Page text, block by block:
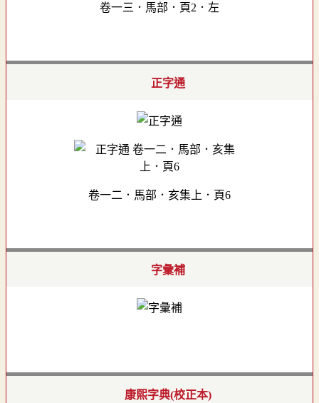
卷一三．馬部．頁2．左
正字通
卷一二．馬部．亥集上．頁6
字彙補
康熙字典(校正本)